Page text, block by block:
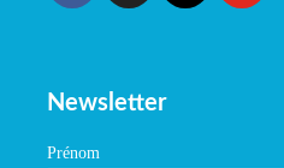
Newsletter
Prénom